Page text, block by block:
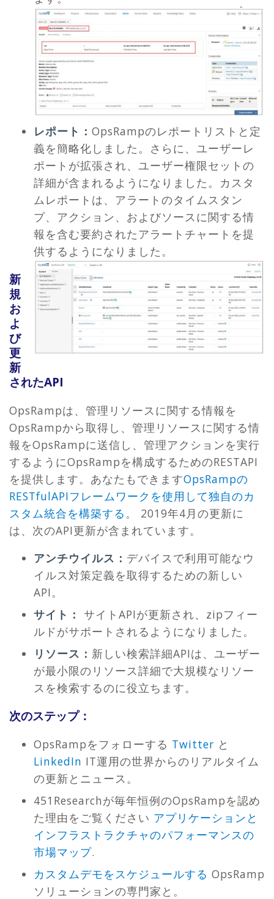
レポート： OpsRampのレポートリストと定
義を簡略化しました。さらに、ユーザーレ
ポートが拡張され、ユーザー権限セットの
詳細が含まれるようになりました。カスタ
ムレポートは、アラートのタイムスタン
プ、アクション、およびソースに関する情
報を含む要約されたアラートチャートを提
供するようになりました。
新
規
お
よ
び
更
新
されたAPI
OpsRampは、管理リソースに関する情報を
OpsRampから取得し、管理リソースに関する情
報をOpsRampに送信し、管理アクションを実行
するようにOpsRampを構成するためのRESTAPI
を提供します。あなたもできますOpsRampの
RESTfulAPIフレームワークを使用して独自のカ
スタム統合を構築する 。 2019年4月の更新に
は、次のAPI更新が含まれています。
アンチウイルス： デバイスで利用可能なウ
イルス対策定義を取得するための新しい
API。
サイト： サイトAPIが更新され、zipフィー
ルドがサポートされるようになりました。
リソース： 新しい検索詳細APIは、ユーザー
が最小限のリソース詳細で大規模なリソー
スを検索するのに役立ちます。
次のステップ：
OpsRampをフォローする Twitter と
LinkedIn IT運用の世界からのリアルタイム
の更新とニュース。
451Researchが毎年恒例のOpsRampを認め
た理由をご覧ください アプリケーションと
インフラストラクチャのパフォーマンスの
市場マップ.
カスタムデモをスケジュールする OpsRamp
ソリューションの専門家と。